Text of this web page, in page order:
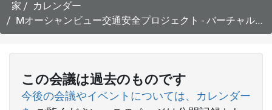
に
移
の
切
り
家
カレンダー
Mオーシャンビュー交通安全プロジェクト - バーチャルオフィスアワー
この会議は過去のものです
今後の会議やイベントについては、カレンダー